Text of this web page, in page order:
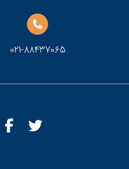
021-88437065